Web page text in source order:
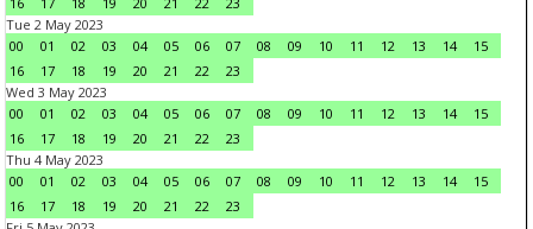
Tue 2 May 2023
00
01 02 03 04 05 06 07 08 09 10 11 12 13 14
15
16
17 18 19 20 21 22
23
Wed 3 May 2023
00
01 02 03 04 05 06 07 08 09 10 11 12 13 14
15
16
17 18 19 20 21 22
23
Thu 4 May 2023
00
01 02 03 04 05 06 07 08 09 10 11 12 13 14
15
16
17 18 19 20 21 22
23